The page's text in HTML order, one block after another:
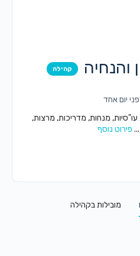
והנחיה קהילה
יום אחד
עו"סיות, מנחות, מדריכות, מרצות,
פירוט נוסף
מובילות בקהילה